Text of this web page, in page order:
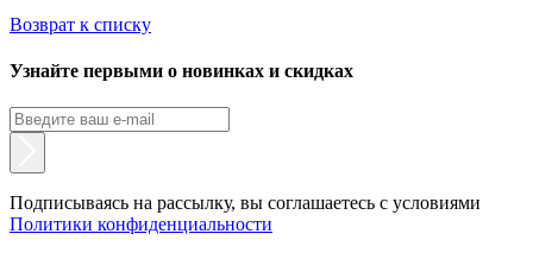
Возврат к списку
Узнайте первыми о новинках и скидках
Подписываясь на рассылку, вы соглашаетесь с условиями
Политики конфиденциальности